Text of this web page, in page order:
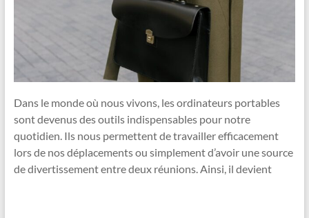
Dans le monde où nous vivons, les ordinateurs portables
sont devenus des outils indispensables pour notre
quotidien. Ils nous permettent de travailler efficacement
lors de nos déplacements ou simplement d’avoir une source
de divertissement entre deux réunions. Ainsi, il devient